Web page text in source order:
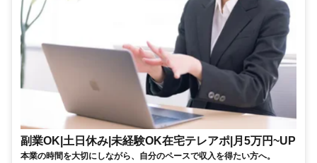
副業OK|土日休み|未経験OK在宅テレアポ|月5万円~UP
本業の時間を大切にしながら、自分のペースで収入を得たい方へ。